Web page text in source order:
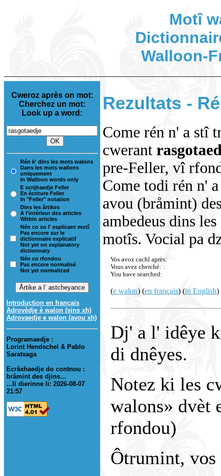
Motî
Walloon-
Cweroz après on mot:
Cherchez un mot:
Look up a word:
Rén k' dins les mots walons
Dans les mots wallons
uniquement
In Walloon words only
E scrijhaedje Feller
En écriture Feller
In "Feller" notation
Dins les årtikes
A l'intérieur des articles
Within articles
Nén co so l' esplicant motî
Pas encore sur le
dictionnaire explicatif
Not yet on explanatory
dictionnary
Nén co rfondou
Pas encore normalisé
Not yet normalized
Introduction en français
Adrovèdje è walon (sins xh)
Adrovaedje e walon (avou xh)
Programaedje :
Lorint Hendschel & Pablo
Saratxaga
Ecråxhaedje do contnou :
bråmint des djins...
...li dierinne li: 2026-08-07
21:57
Rezultats -
Come rén n' a stî
cwerant
pre-Feller, vî
Come todi rén n'
avou (bråmint)
ambedeus dins
motîs. Vocial pa
Vos avoz cachî après:
Vous avez cherché:
You have searched:
(e walon) (en français) (in English)
Dj' a l' idêye
di dnêyes.
Notez ki les
walons» dvèt
rfondou)
Ôtrumint,